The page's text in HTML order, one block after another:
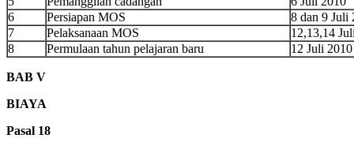
6
Persiapan MOS
8 dan 9 Juli
7
Pelaksanaan MOS
12,13,14
8
Permulaan tahun pelajaran baru 12 Juli 2010
BAB V
BIAYA
Pasal 18